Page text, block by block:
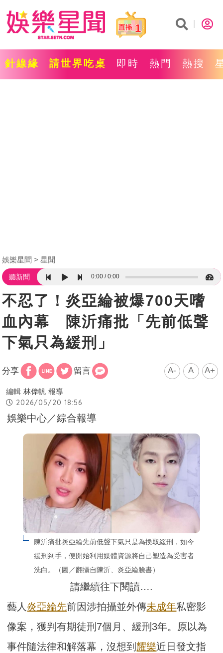
1
針線緣 請世界吃桌 即時 熱門 熱搜
娛樂星聞 星聞
聽新聞 0:00 0:00
不忍了！炎亞綸被爆700天嗜
血內幕 陳沂痛批「先前低聲
下氣只為緩刑」
分享 留言 A- A A+
編輯 林偉帆 報導
2026/05/20 18:56
娛樂中心／綜合報導
陳沂痛批炎亞綸先前低聲下氣只是為換取緩刑，如今
緩刑到手，便開始利用媒體資源將自己塑造為受害者
洗白。（圖／翻攝自陳沂、炎亞綸臉書）
請繼續往下閱讀….
藝人炎亞綸先前因涉拍攝並外傳未成年私密影
像案，獲判有期徒刑7個月、緩刑3年。原以為
事件隨法律和解落幕，沒想到耀樂近日發文指